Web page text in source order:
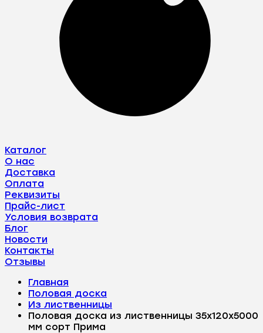
Каталог
О нас
Доставка
Оплата
Реквизиты
Прайс-лист
Условия возврата
Блог
Новости
Контакты
Отзывы
Главная
Половая доска
Из лиственницы
Половая доска из лиственницы 35х120х5000
мм сорт Прима